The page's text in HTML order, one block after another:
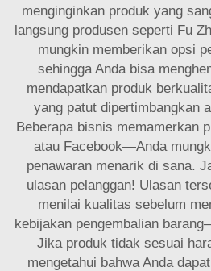
menginginkan produk yang
langsung produsen seperti Fu
mungkin memberikan opsi
sehingga Anda bisa
mendapatkan produk
yang patut dipertimbangkan
Beberapa bisnis memamerkan
atau Facebook—Anda
penawaran menarik di sana.
ulasan pelanggan! Ulasan
menilai kualitas sebelum
kebijakan pengembalian
Jika produk tidak sesuai
mengetahui bahwa Anda